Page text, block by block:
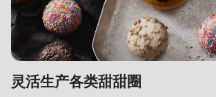
灵活生产各类甜甜圈